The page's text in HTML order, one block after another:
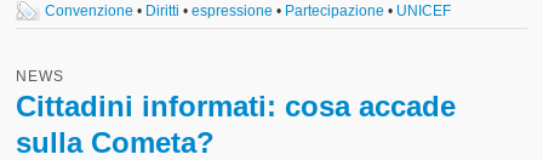
Convenzione • Diritti •espressione • Partecipazione • UNICEF
NEWS
Cittadini informati: cosa accade
sulla Cometa?